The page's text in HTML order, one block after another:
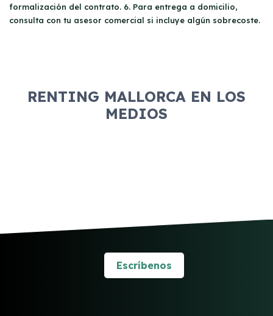
formalización del contrato. 6. Para entrega a domicilio,
consulta con tu asesor comercial si incluye algún sobrecoste.
RENTING MALLORCA EN LOS
MEDIOS
Escríbenos